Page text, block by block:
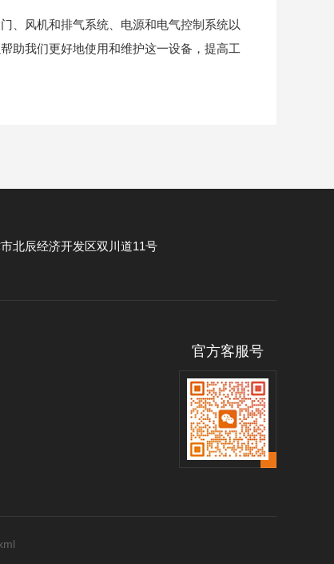
、风机和排气系统、电源和电气控制系统以
助我们更好地使用和维护这一设备，提高工
北辰经济开发区双川道11号
官方客服号